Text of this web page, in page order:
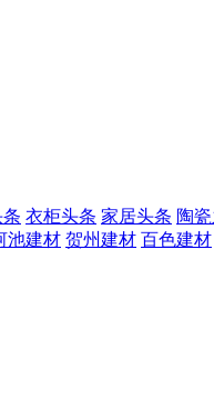
衣柜头条 家居头条 陶
池建材 贺州建材 百色建材